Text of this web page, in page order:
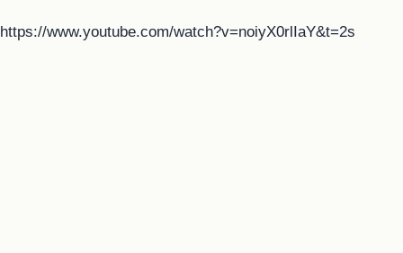
https://www.youtube.com/watch?v=noiyX0rlIaY&t=2s